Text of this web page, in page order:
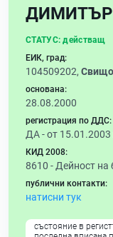
ДИМИТЪР
СТАТУС: действащ
ЕИК, град:
104509202,
основана:
28.08.2000
регистрация по ДДС:
ДА - от 15.01.2003
КИД 2008:
8610 - Дейност на
публични контакти:
натисни тук
състояние в